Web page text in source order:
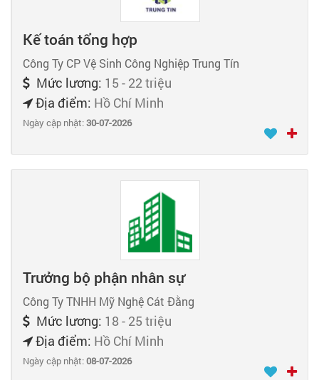
Kế toán tổng hợp
Công Ty CP Vệ Sinh Công Nghiệp Trung Tín
Mức lương: 15 - 22 triệu
Địa điểm: Hồ Chí Minh
Ngày cập nhật:30-07-2026
Trưởng bộ phận nhân sự
Công Ty TNHH Mỹ Nghệ Cát Đằng
Mức lương: 18 - 25 triệu
Địa điểm: Hồ Chí Minh
Ngày cập nhật:08-07-2026